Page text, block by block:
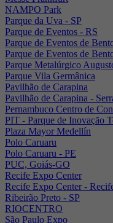
NAMPO Park
Parque da Uva - SP
Parque de Eventos - RS
Parque de Eventos de
Parque de Eventos de
Parque Metalúrgico
Parque Vila Germânica
Pavilhão de Carapina
Pavilhão de Carapina -
Pernambuco Centro de
PIT - Parque de Inovação
Plaza Mayor Medellín
Polo Caruaru
Polo Caruaru - PE
PUC, Goiás-GO
Recife Expo Center
Recife Expo Center -
Ribeirão Preto - SP
RIOCENTRO
São Paulo Expo